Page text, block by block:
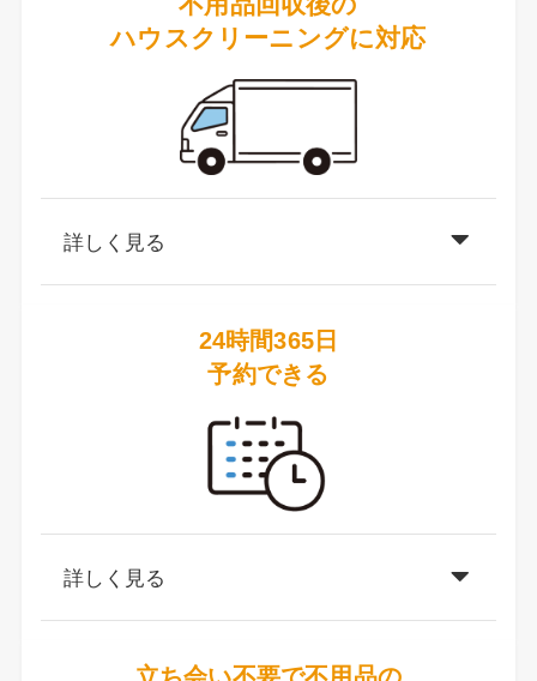
ハウスクリーニングに対応
詳しく見る
24時間365日
予約できる
詳しく見る